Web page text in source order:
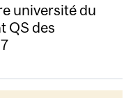
université du
QS des